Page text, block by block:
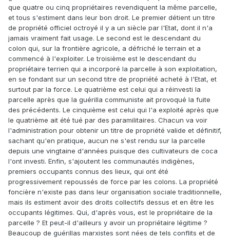
que quatre ou cinq propriétaires revendiquent la même parcelle,
et tous s'estiment dans leur bon droit. Le premier détient un titre
de propriété officiel octroyé il y a un siècle par l'Etat, dont il n'a
jamais vraiment fait usage. Le second est le descendant du
colon qui, sur la frontière agricole, a défriché le terrain et a
commencé à l'exploiter. Le troisième est le descendant du
propriétaire terrien qui a incorporé la parcelle à son exploitation,
en se fondant sur un second titre de propriété acheté à l'Etat, et
surtout par la force. Le quatrième est celui qui a réinvesti la
parcelle après que la guérilla communiste ait provoqué la fuite
des précédents. Le cinquième est celui qui l'a exploité après que
le quatrième ait été tué par des paramilitaires. Chacun va voir
l'administration pour obtenir un titre de propriété valide et définitif,
sachant qu'en pratique, aucun ne s'est rendu sur la parcelle
depuis une vingtaine d'années puisque des cultivateurs de coca
l'ont investi. Enfin, s'ajoutent les communautés indigènes,
premiers occupants connus des lieux, qui ont été
progressivement repoussés de force par les colons. La propriété
foncière n'existe pas dans leur organisation sociale traditionnelle,
mais ils estiment avoir des droits collectifs dessus et en être les
occupants légitimes. Qui, d'après vous, est le propriétaire de la
parcelle ? Et peut-il d'ailleurs y avoir un propriétaire légitime ?
Beaucoup de guérillas marxistes sont nées de tels conflits et de